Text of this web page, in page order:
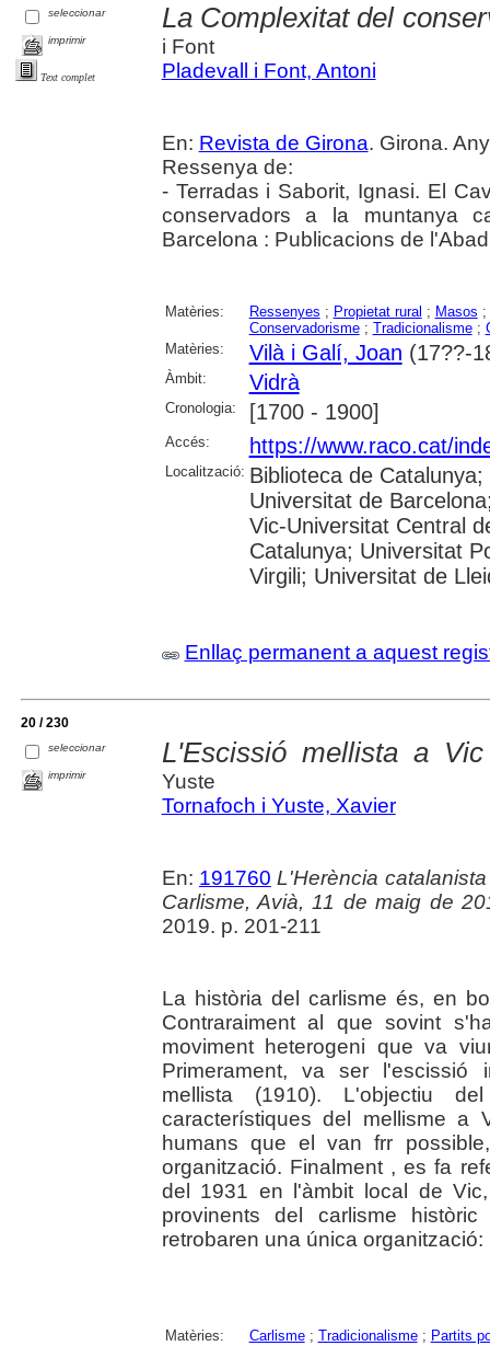
seleccionar
imprimir
Text complet
La Complexitat del
i Font
Pladevall i Font, Antoni
En: Revista de Girona. Girona.
Ressenya de:
- Terradas i Saborit, Ignasi. El
conservadors a la muntanya
Barcelona : Publicacions de
Matèries: Ressenyes ; Propietat rural ; Masos ;
Conservadorisme; Tradicionalisme;
Matèries:
Vilà i Galí, Joan (17??-
Àmbit: Vidrà
Cronologia: [1700 - 1900]
Accés: https://www.raco.cat/
Localització: Biblioteca de
Universitat de
Vic-Universitat Central
Catalunya; Universitat
Virgili; Universitat de
Enllaç permanent a aquest
20 / 230
seleccionar
imprimir
L'Escissió mellista a Vic
Yuste
Tornafoch i Yuste, Xavier
En: 191760 L'Herència
Carlisme, Avià, 11 de maig de
2019. p. 201-211
La història del carlisme és, en
Contraraiment al que sovint
moviment heterogeni que va
Primerament, va ser l'escissió
mellista (1910). L'objectiu
característiques del mellisme a
humans que el van frr
organització. Finalment , es fa
del 1931 en l'àmbit local de
provinents del carlisme
retrobaren una única
Matèries: Carlisme; Tradicionalisme; Partits